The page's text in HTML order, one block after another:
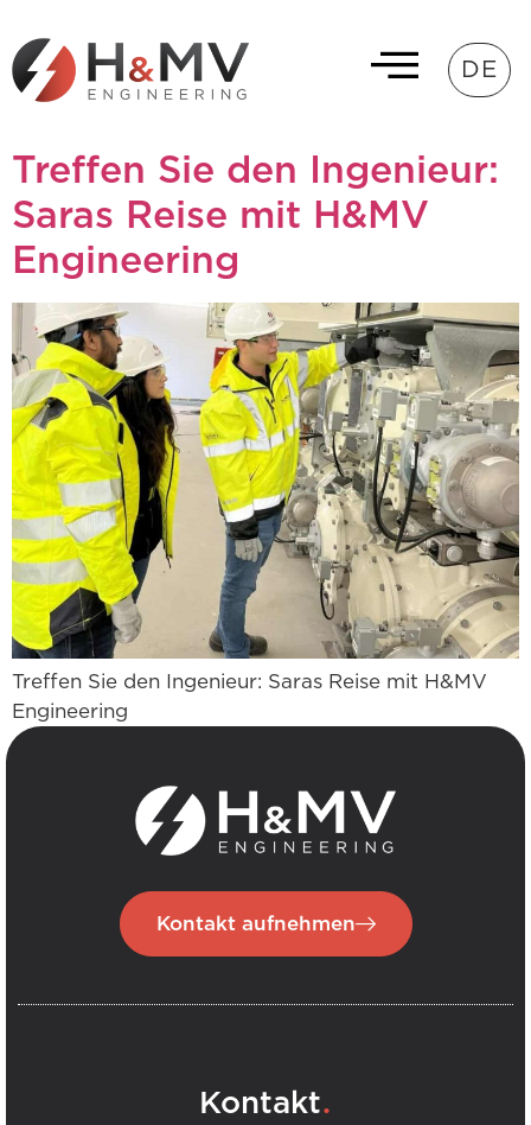
DE
Treffen Sie den Ingenieur:
Saras Reise mit H&MV
Engineering
Treffen Sie den Ingenieur: Saras Reise mit H&MV
Engineering
Kontakt aufnehmen
Kontakt.